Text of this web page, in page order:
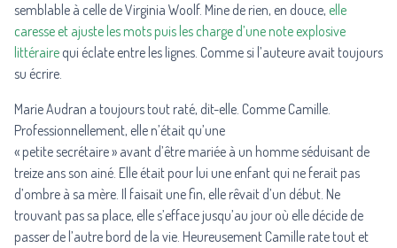
semblable à celle de Virginia Woolf. Mine de rien, en douce, elle
caresse et ajuste les mots puis les charge d’une note explosive
littéraire qui éclate entre les lignes. Comme si l’auteure avait toujours
su écrire.
Marie Audran a toujours tout raté, dit-elle. Comme Camille.
Professionnellement, elle n’était qu’une
« petite secrétaire » avant d’être mariée à un homme séduisant de
treize ans son ainé. Elle était pour lui une enfant qui ne ferait pas
d’ombre à sa mère. Il faisait une fin, elle rêvait d’un début. Ne
trouvant pas sa place, elle s’efface jusqu’au jour où elle décide de
passer de l’autre bord de la vie. Heureusement Camille rate tout et